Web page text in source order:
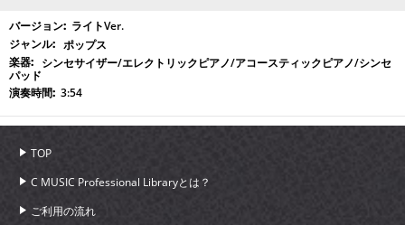
ライトVer.
ポップス
シンセサイザー/エレクトリックピアノ/アコースティックピアノ/シンセ
パッド
3:54
TOP
C MUSIC Professional Libraryとは？
ご利用の流れ